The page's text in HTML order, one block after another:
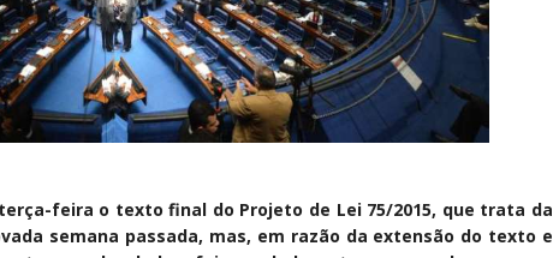
feira o texto final do Projeto de Lei 75/2015, que trata da
semana passada, mas, em razão da extensão do texto e